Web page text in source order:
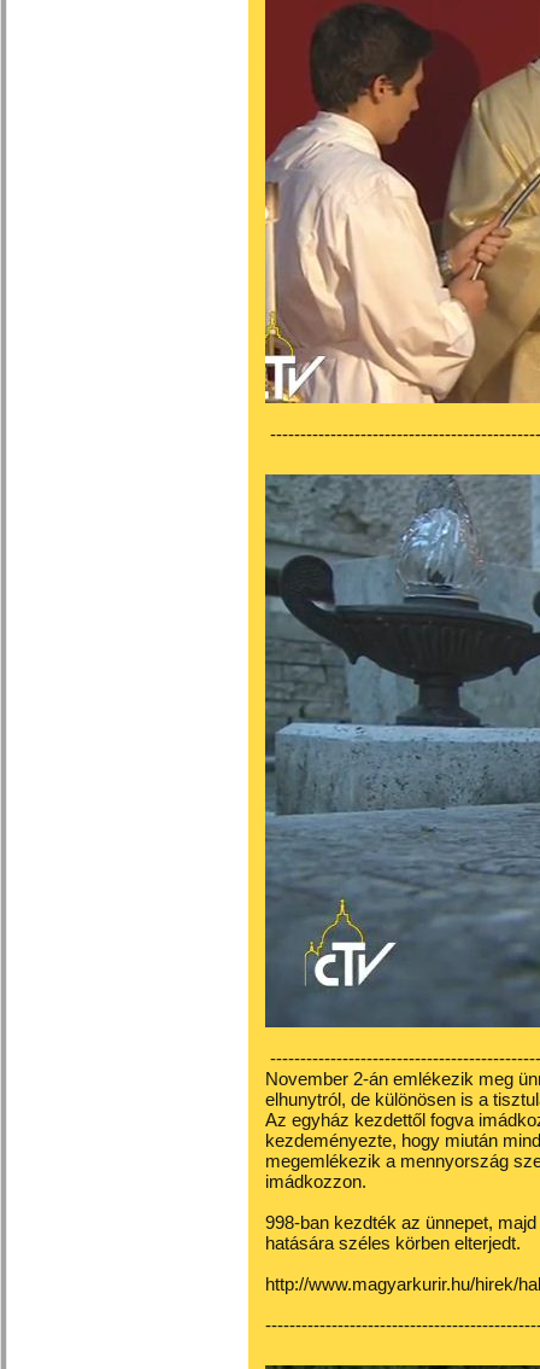
November 2-án emlékezik meg
elhunytról, de különösen is a
Az egyház kezdettől fogva
kezdeményezte, hogy miután
megemlékezik a mennyország
imádkozzon.
998-ban kezdték az ünnepet,
hatására széles körben elterjedt.
http://www.magyarkurir.hu/hirek/